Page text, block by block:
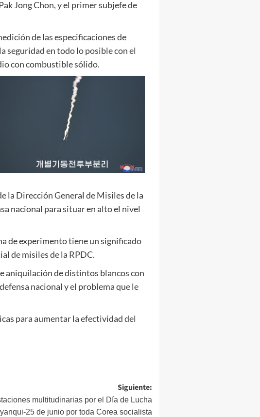
Jong Chon, y el primer subjefe de
de las especificaciones de
seguridad en todo lo posible con el
con combustible sólido.
la Dirección General de Misiles de la
nacional para situar en alto el nivel
de experimento tiene un significado
de misiles de la RPDC.
aniquilación de distintos blancos con
nacional y el problema que le
para aumentar la efectividad del
Siguiente:
multitudinarias por el Día de Lucha
25 de junio por toda Corea socialista